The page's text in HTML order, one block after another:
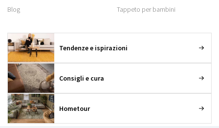
Blog
Tappeto per bambini
Tendenze e ispirazioni
Consigli e cura
Hometour